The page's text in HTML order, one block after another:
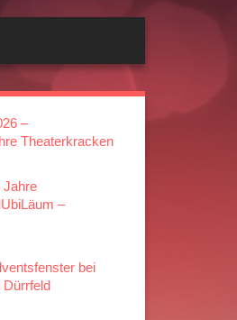
–
Theaterkracken
Jahre
–
bei
Dürrfeld